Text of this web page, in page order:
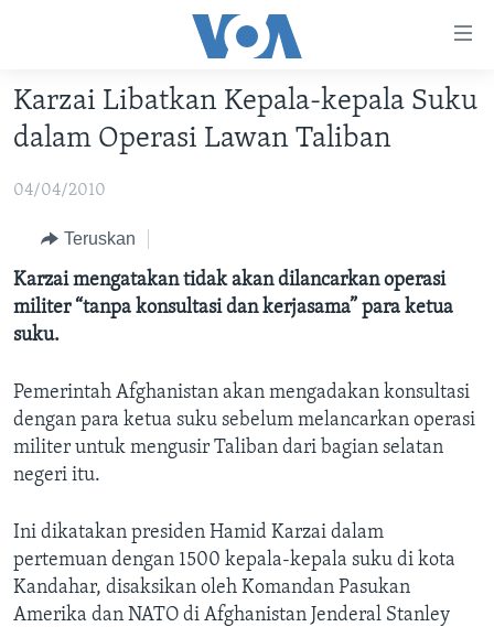
Akses
Lanjut
ke
Konten
Lanjut
Navigasi
Utama
Lanjut
Pencarian
VIDEO
POLYGRAPH
DAFTAR PROGRAM
Learning English
IKUTI KAMI
Karzai Libatkan Kepala-kepala Suku
dalam Operasi Lawan Taliban
04/04/2010
Teruskan
Karzai mengatakan tidak akan dilancarkan operasi
militer “tanpa konsultasi dan kerjasama” para ketua
suku.
Pemerintah Afghanistan akan mengadakan konsultasi
dengan para ketua suku sebelum melancarkan operasi
militer untuk mengusir Taliban dari bagian selatan
negeri itu.
Ini dikatakan presiden Hamid Karzai dalam
pertemuan dengan 1500 kepala-kepala suku di kota
Kandahar, disaksikan oleh Komandan Pasukan
Amerika dan NATO di Afghanistan Jenderal Stanley